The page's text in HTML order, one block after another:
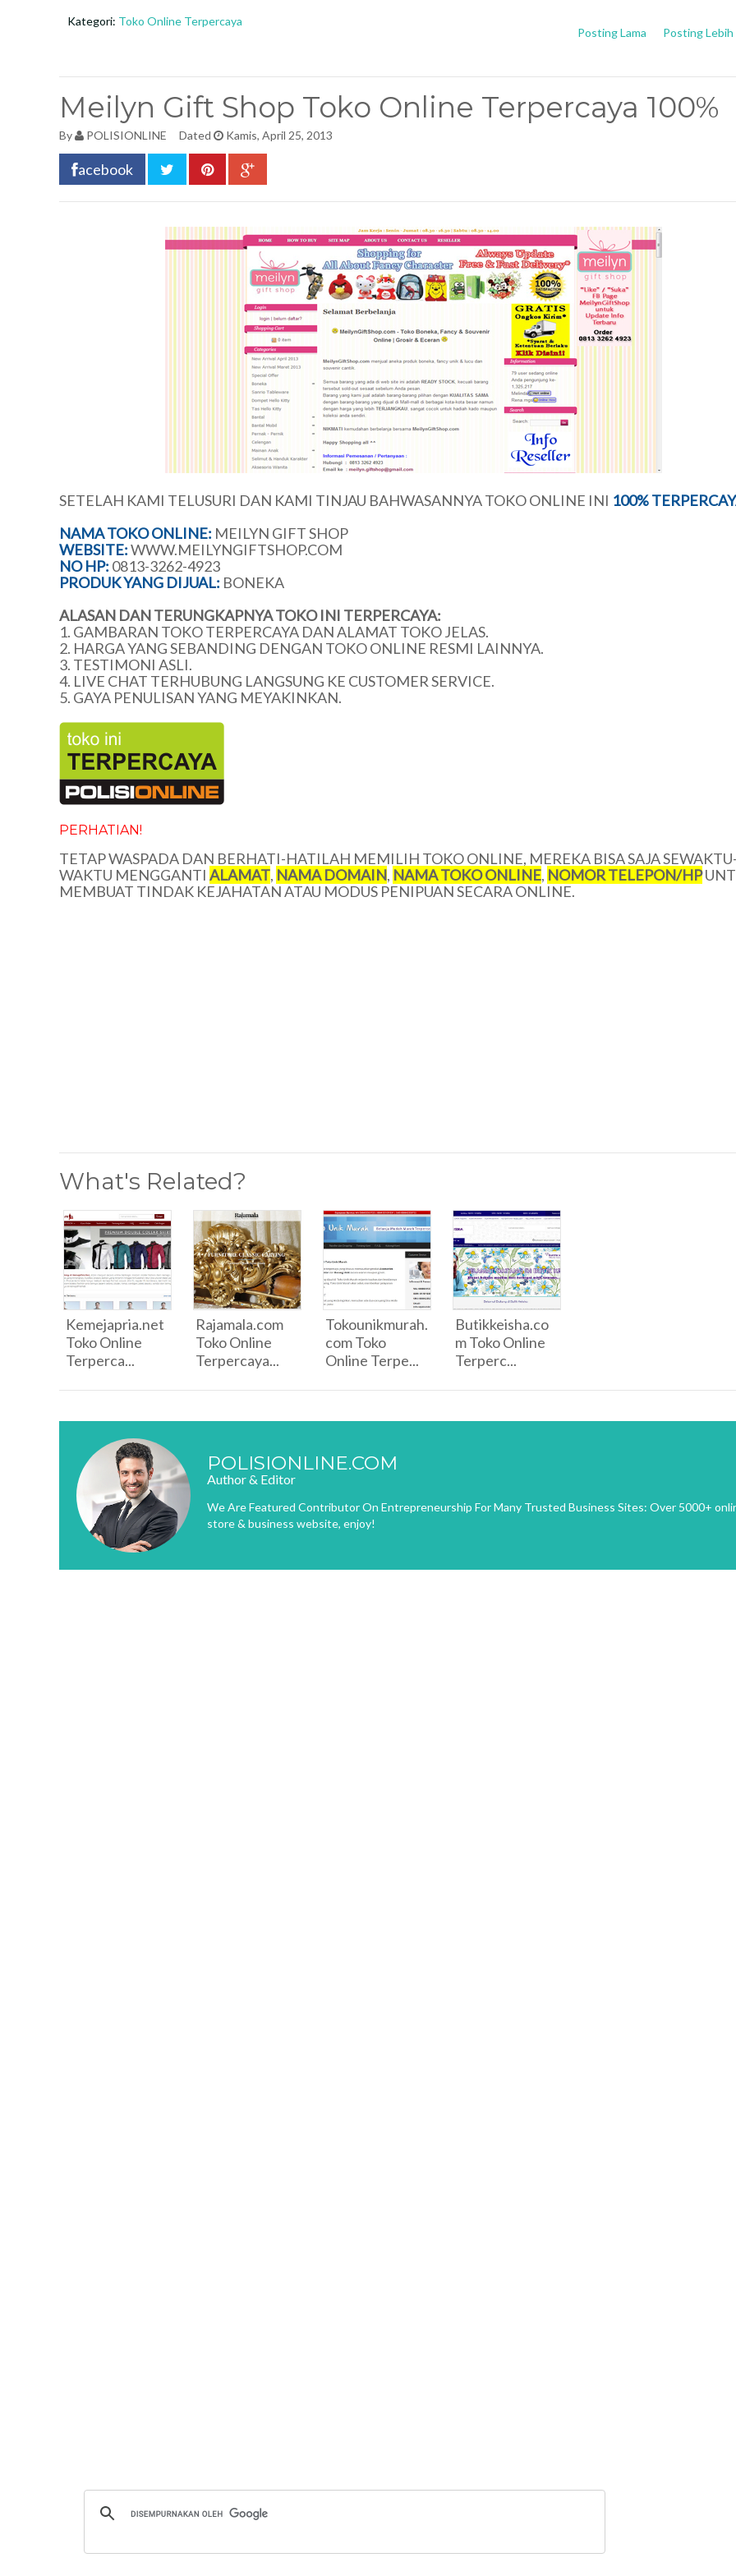
Kategori: Toko Online Terpercaya
Posting Lebih
Posting Lama
Meilyn Gift Shop Toko Online Terpercaya 100%
By POLISIONLINE Dated Kamis, April 25, 2013
acebook
SETELAH KAMI TELUSURI DAN KAMI TINJAU BAHWASANNYA TOKO ONLINE INI 100%
NAMA TOKO ONLINE: MEILYN GIFT SHOP
WEBSITE:WWW.MEILYNGIFTSHOP.COM
NO HP: 0813-3262-4923
PRODUK YANG DIJUAL: BONEKA
ALASAN DAN TERUNGKAPNYA TOKO INI TERPERCAYA:
1. GAMBARAN TOKO TERPERCAYA DAN ALAMAT TOKO JELAS.
2. HARGA YANG SEBANDING DENGAN TOKO ONLINE RESMI LAINNYA.
3. TESTIMONI ASLI.
4. LIVE CHAT TERHUBUNG LANGSUNG KE CUSTOMER SERVICE.
5. GAYA PENULISAN YANG MEYAKINKAN.
PERHATIAN!
TETAP WASPADA DAN BERHATI-HATILAH MEMILIH TOKO ONLINE, MEREKA BISA SAJA
WAKTU MENGGANTI ALAMAT, NAMA DOMAIN, NAMA TOKO ONLINE, NOMOR TELEPON/HP
MEMBUAT TINDAK KEJAHATAN ATAU MODUS PENIPUAN SECARA ONLINE.
What's Related?
Kemejapria.net
Toko Online
Terperca...
Rajamala.com
Toko Online
Terpercaya...
Tokounikmurah.
com Toko
Online Terpe...
Butikkeisha.co
m Toko Online
Terperc...
POLISIONLINE.COM
Author & Editor
We Are Featured Contributor On Entrepreneurship For Many Trusted Business Sites: Over 5000+
store & business website, enjoy!